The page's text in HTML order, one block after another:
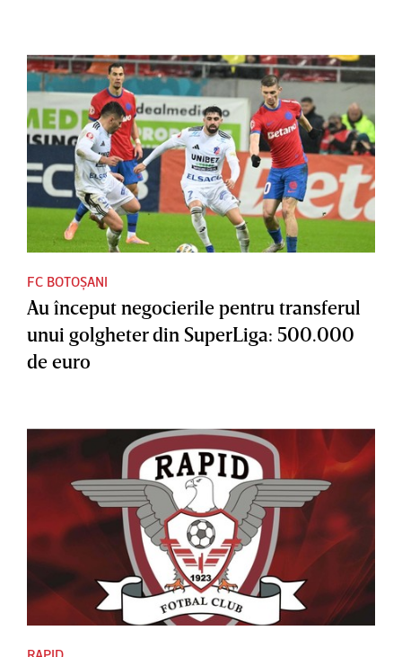
FC BOTOȘANI
Au început negocierile pentru transferul
unui golgheter din SuperLiga: 500.000
de euro